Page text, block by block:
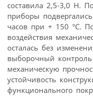
составила 2,5-3,0 Н.
приборы
часов при + 150 °С.
воздействия
осталась без
выборочный
механическую
устойчивость
функционального